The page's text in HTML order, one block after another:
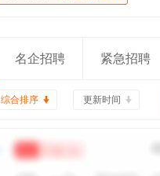
名企招聘 紧急招聘
综合排序 更新时间